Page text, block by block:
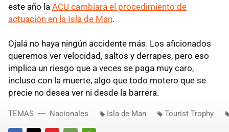
este año la ACU cambiará el procedimiento de
actuación en la Isla de Man.
Ojalá no haya ningún accidente más. Los aficionados
queremos ver velocidad, saltos y derrapes, pero eso
implica un riesgo que a veces se paga muy caro,
incluso con la muerte, algo que todo motero que se
precie no desea ver ni desde la barrera.
TEMAS Nacionales Isla de Man Tourist Trophy